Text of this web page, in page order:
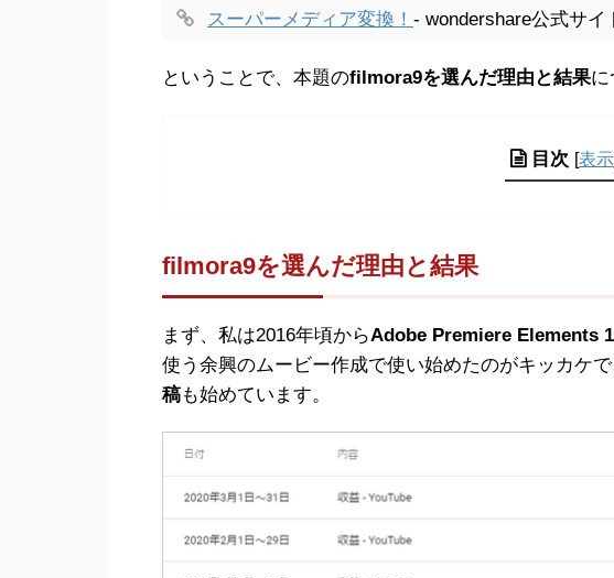
スーパーメディア変換！ - wondershare公式サイ
ということで、本題のfilmora9を選んだ理由と結果に
目次 [表示
filmora9を選んだ理由と結果
まず、私は2016年頃からAdobe Premiere Elements
使う余興のムービー作成で使い始めたのがキッカケ
稿も始めています。